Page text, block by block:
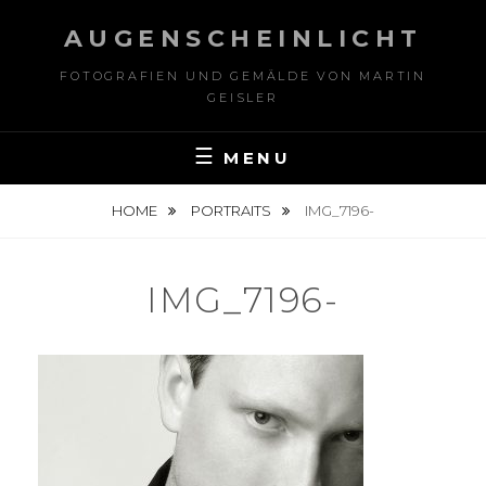
content
AUGENSCHEINLICHT
FOTOGRAFIEN UND GEMÄLDE VON MARTIN
GEISLER
MENU
HOME PORTRAITS IMG_7196-
IMG_7196-